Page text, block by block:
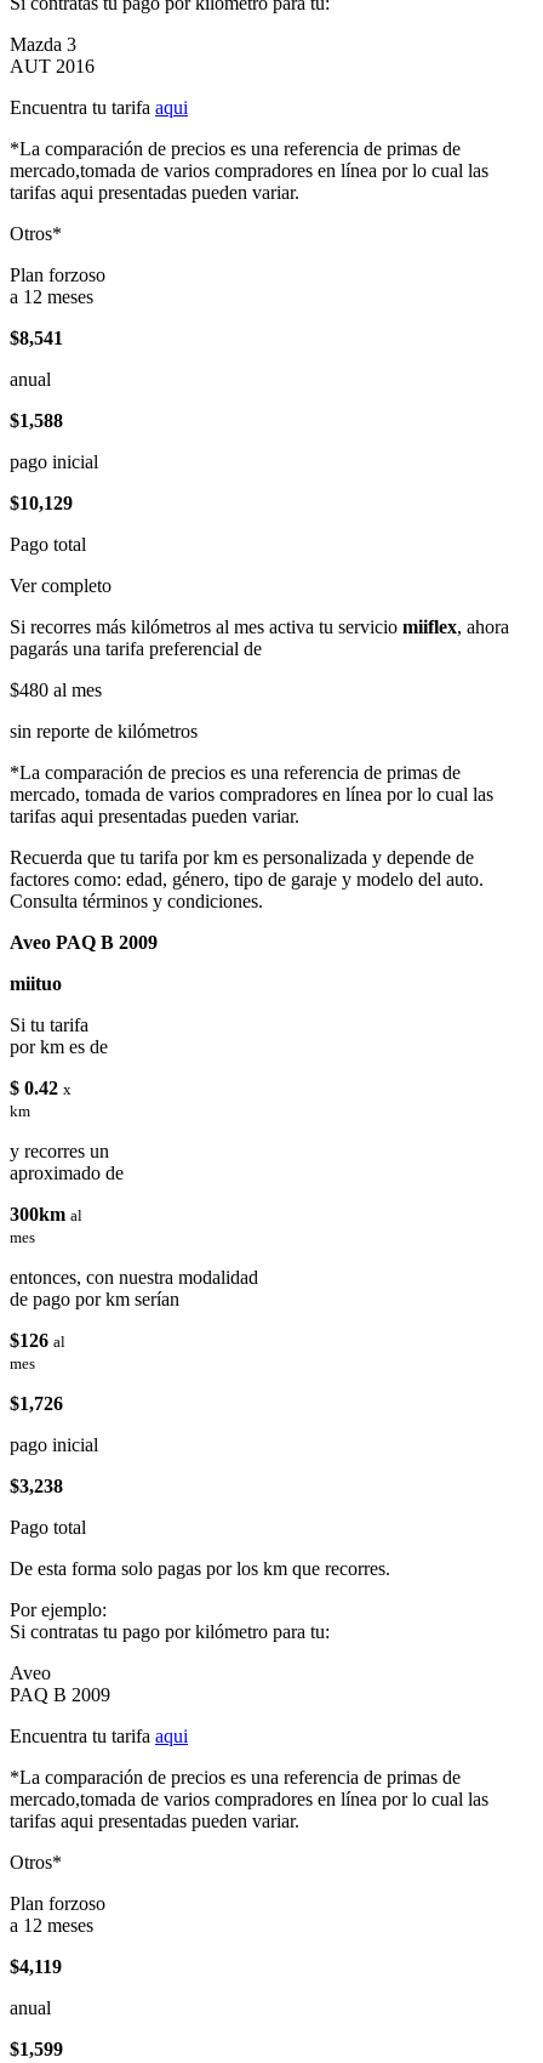
Mazda 3
AUT 2016
Encuentra tu tarifa aqui
*La comparación de precios es una referencia de primas de
mercado,tomada de varios compradores en línea por lo cual las
tarifas aqui presentadas pueden variar.
Otros*
Plan forzoso
a 12 meses
$8,541
anual
$1,588
pago inicial
$10,129
Pago total
Ver completo
Si recorres más kilómetros al mes activa tu servicio miiflex, ahora
pagarás una tarifa preferencial de
$480 al mes
sin reporte de kilómetros
*La comparación de precios es una referencia de primas de
mercado, tomada de varios compradores en línea por lo cual las
tarifas aqui presentadas pueden variar.
Recuerda que tu tarifa por km es personalizada y depende de
factores como: edad, género, tipo de garaje y modelo del auto.
Consulta términos y condiciones.
Aveo PAQ B 2009
miituo
Si tu tarifa
por km es de
$ 0.42 x
km
y recorres un
aproximado de
300km al
mes
entonces, con nuestra modalidad
de pago por km serían
$126 al
mes
$1,726
pago inicial
$3,238
Pago total
De esta forma solo pagas por los km que recorres.
Por ejemplo:
Si contratas tu pago por kilómetro para tu:
Aveo
PAQ B 2009
Encuentra tu tarifa aqui
*La comparación de precios es una referencia de primas de
mercado,tomada de varios compradores en línea por lo cual las
tarifas aqui presentadas pueden variar.
Otros*
Plan forzoso
a 12 meses
$4,119
anual
$1,599